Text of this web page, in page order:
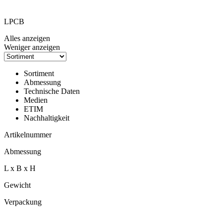
LPCB
Alles anzeigen
Weniger anzeigen
Sortiment
Abmessung
Technische Daten
Medien
ETIM
Nachhaltigkeit
Artikelnummer
Abmessung
L x B x H
Gewicht
Verpackung